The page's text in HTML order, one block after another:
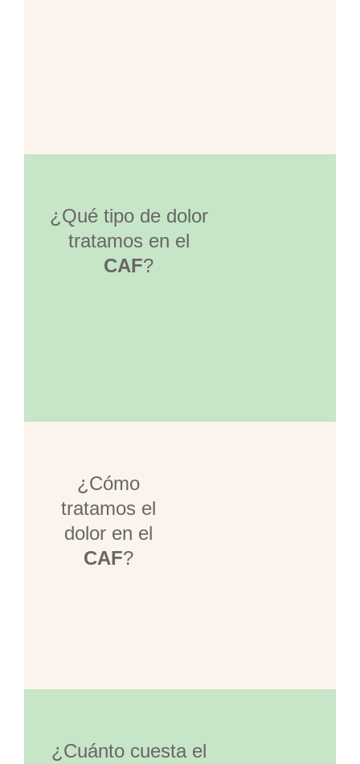
¿Qué tipo de dolor
tratamos en el
CAF?
¿Cómo
tratamos el
dolor en el
CAF?
¿Cuánto cuesta el